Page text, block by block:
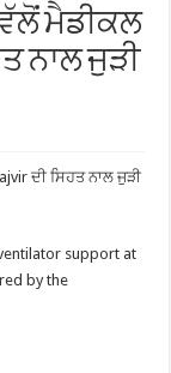
ਵੱਲੋਂ ਮੈਡੀਕਲ
ਨਾਲ ਜੁੜੀ
ਦੀ ਸਿਹਤ ਨਾਲ ਜੁੜੀ
support at
by the